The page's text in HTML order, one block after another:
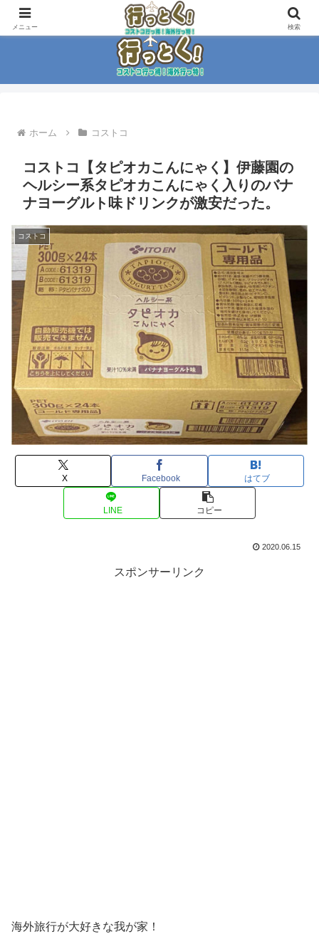
コストコ大好き家族がイチ押商品紹介！！
ホーム コストコ
コストコ【タピオカこんにゃく】伊藤園の
ヘルシー系タピオカこんにゃく入りのバナ
ナヨーグルト味ドリンクが激安だった。
コストコ
X Facebook はてブ
LINE コピー
2020.06.15
スポンサーリンク
海外旅行が大好きな我が家！
メニュー 検索